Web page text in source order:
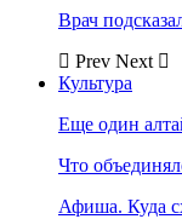
Врач
Prev Next
Культура
Еще один
Что
Афиша. Куда